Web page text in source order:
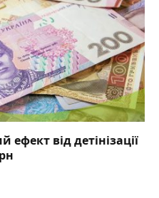
від детінізації